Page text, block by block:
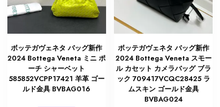
ボッテガヴェネタ バッグ新作
2024 Bottega Veneta ミニ ポ
ーチ シャーベット
585852VCPP17421 羊革 ゴー
ルド金具 BVBAG016
ボッテガヴェネタ バッグ新作
2024 Bottega Veneta スモー
ル カセット カメラバッグ ブラ
ック 709417VCQC28425 ラ
ムスキン ゴールド金具
BVBAG024